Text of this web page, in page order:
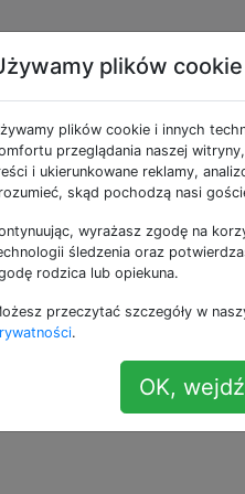
plików GIF
plików cookie
plików cookie i innych
przeglądania naszej
i ukierunkowane reklamy,
skąd pochodzą nasi
wyrażasz zgodę na
śledzenia oraz
rodzica lub opiekuna.
przeczytać szczegóły w
.
OK,